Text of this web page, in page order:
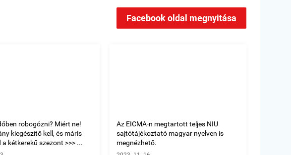
Facebook oldal megnyitása
robogózni? Miért ne!
kiegészítő kell, és máris
kétkerekű szezont >>> ...
Az EICMA-n megtartott teljes NIU
sajtótájékoztató magyar nyelven is
megnézhető.